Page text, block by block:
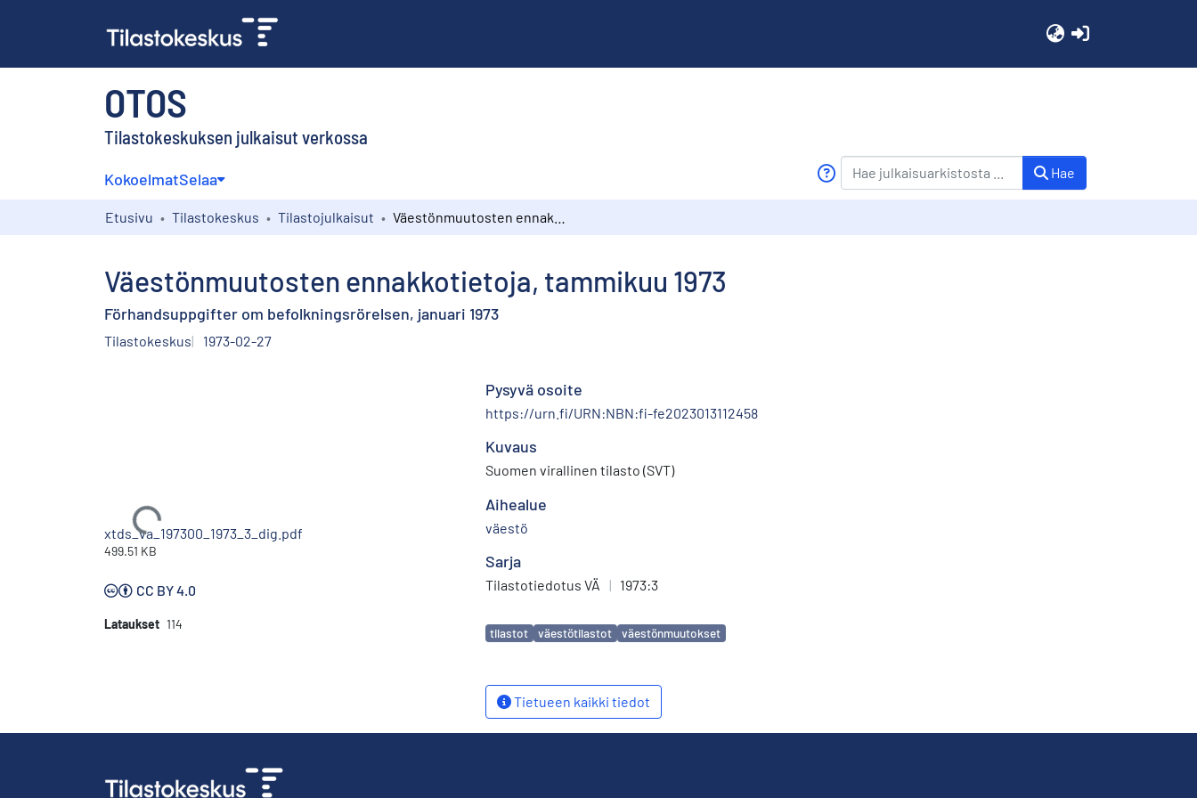
OTOS
Tilastokeskuksen julkaisut verkossa
KokoelmatSelaa Hae
Etusivu Tilastokeskus Tilastojulkaisut
Väestönmuutosten ennakkotietoja, tammikuu 1973
Förhandsuppgifter om befolkningsrörelsen, januari 1973
Tilastokeskus 1973-02-27
Ladataan...
xtds_va_197300_1973_3_dig.pdf
499.51 KB
CC BY 4.0
Lataukset 114
Pysyvä osoite
https://urn.fi/URN:NBN:fi-fe2023013112458
Kuvaus
Suomen virallinen tilasto (SVT)
Aihealue
väestö
Sarja
Tilastotiedotus VÄ | 1973:3
Avainsanat
tilastot väestötilastot väestönmuutokset
Tietueen kaikki tiedot